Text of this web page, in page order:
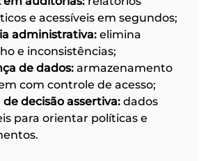
e acessíveis em segundos;
administrativa: elimina
e inconsistências;
de dados: armazenamento
com controle de acesso;
de decisão assertiva: dados
para orientar políticas e